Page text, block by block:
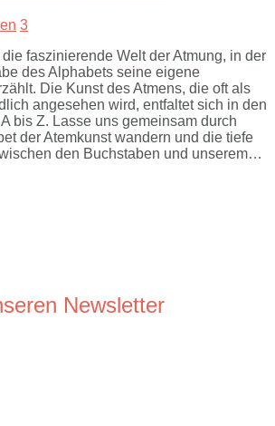
3
faszinierende Welt der Atmung, in der
des Alphabets seine eigene
Die Kunst des Atmens, die oft als
angesehen wird, entfaltet sich in den
bis Z. Lasse uns gemeinsam durch
der Atemkunst wandern und die tiefe
den Buchstaben und unserem…
Newsletter